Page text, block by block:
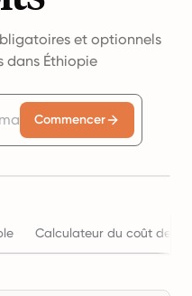
et optionnels
dans Éthiopie
Commencer
Calculateur du coût de